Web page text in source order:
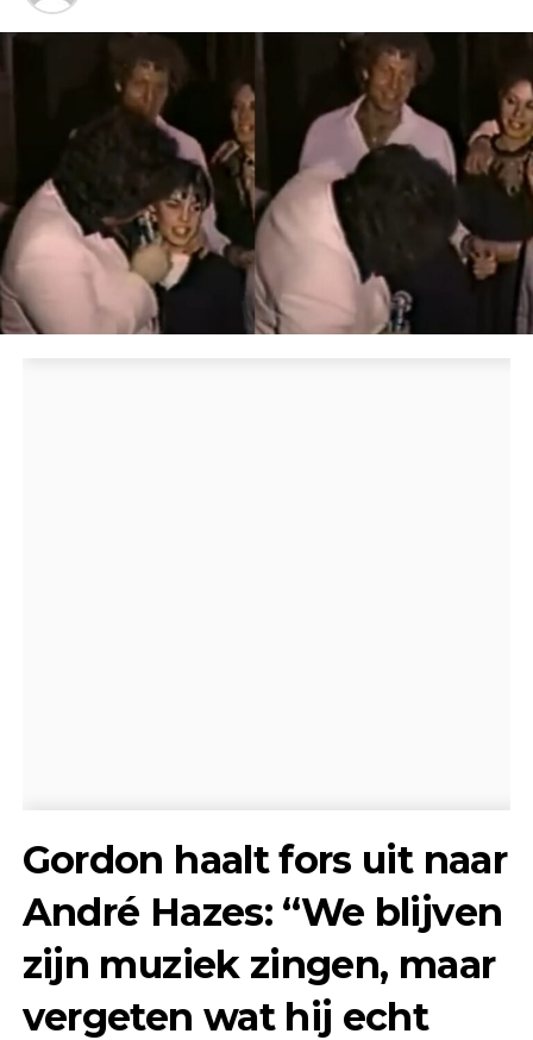
Gordon haalt fors uit naar
André Hazes: “We blijven
zijn muziek zingen, maar
vergeten wat hij echt